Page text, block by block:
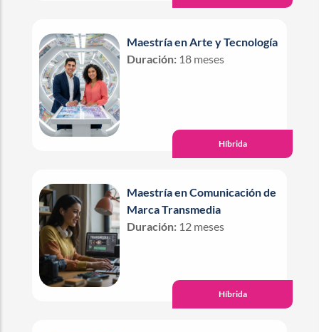
Maestría en Arte y Tecnología
Duración: 18 meses
Híbrida
Maestría en Comunicación de
Marca Transmedia
Duración: 12 meses
Híbrida